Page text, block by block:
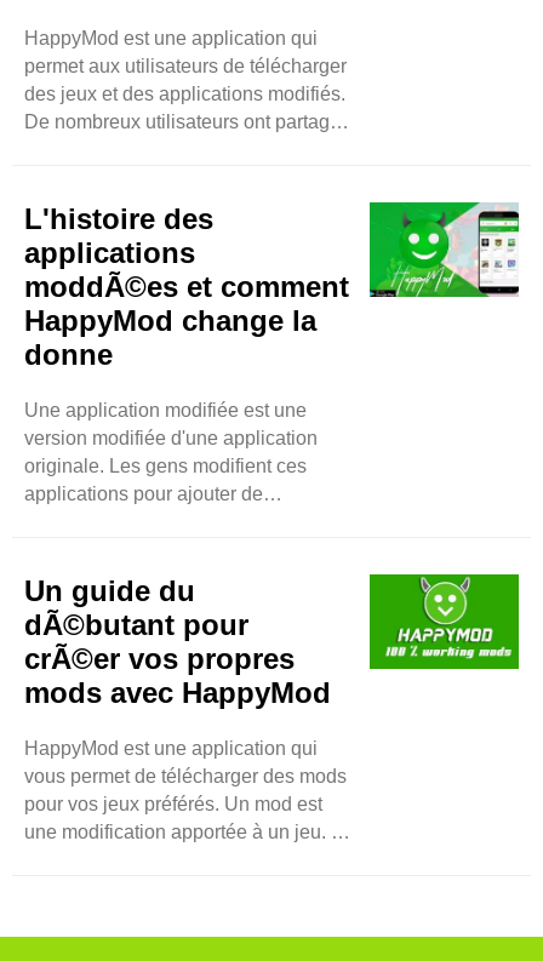
différent des ..
HappyMod est une application qui
permet aux utilisateurs de télécharger
des jeux et des applications modifiés.
De nombreux utilisateurs ont partagé
de leurs expériences. Facile à utiliser
Une chose que de nombreux
utilisateurs apprécient est la facilité
d'utilisation de HappyMod. Les
utilisateurs disent que l'application a
une conception simple. Ce n'est pas ..
L'histoire des
applications
moddÃ©es et comment
HappyMod change la
donne
Une application modifiée est une
version modifiée d'une application
originale. Les gens modifient ces
applications pour ajouter de
exemple, certains jeux sont difficiles à
jouer sans dépenser d'argent. Les
applications modifiées vous
permettent d'accéder à tout
gratuitement. Cela rend le jeu plus
modifiées ont-elles commencé ? Les
..
Un guide du
dÃ©butant pour
crÃ©er vos propres
mods avec HappyMod
HappyMod est une application qui
vous permet de télécharger des mods
pour vos jeux préférés. Un mod est
une modification apportée à un jeu. Il
mods créés par d'autres utilisateurs.